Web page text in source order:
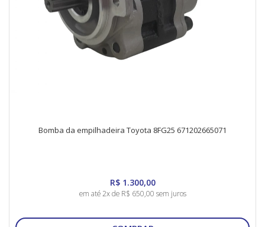
Bomba da empilhadeira Toyota 8FG25 671202665071
R$ 1.300,00
em até 2x de R$ 650,00 sem juros